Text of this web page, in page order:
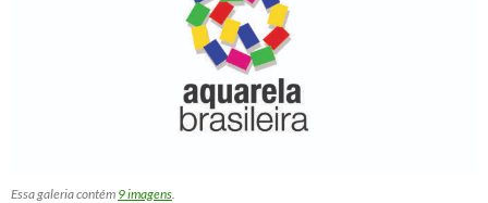
Essa galeria contém 9 imagens.